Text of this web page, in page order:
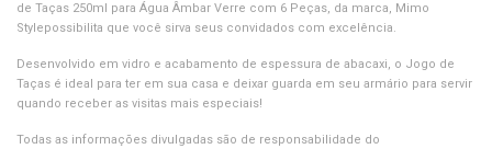
de Taças 250ml para Água Âmbar Verre com 6 Peças, da marca, Mimo
Stylepossibilita que você sirva seus convidados com excelência.
Desenvolvido em vidro e acabamento de espessura de abacaxi, o Jogo de
Taças é ideal para ter em sua casa e deixar guarda em seu armário para servir
quando receber as visitas mais especiais!
Todas as informações divulgadas são de responsabilidade do